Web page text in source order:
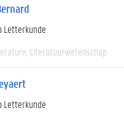
Letterkunde
Literatuurwetenschap
Letterkunde